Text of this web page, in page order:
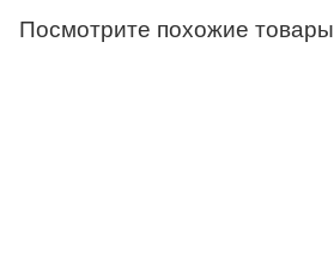
Посмотрите похожие товары